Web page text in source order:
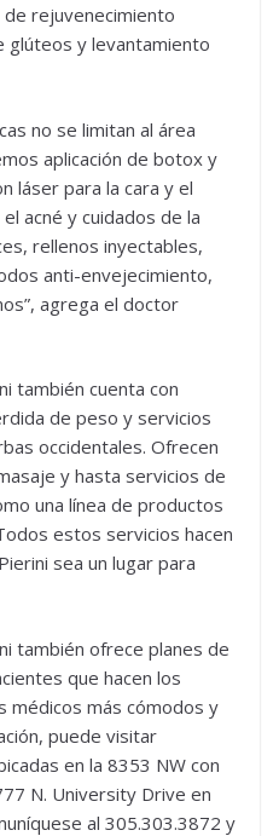
rejuvenecimiento
glúteos y levantamiento
no se limitan al área
aplicación de botox y
láser para la cara y el
acné y cuidados de la
rellenos inyectables,
anti-envejecimiento,
agrega el doctor
también cuenta con
de peso y servicios
occidentales. Ofrecen
y hasta servicios de
una línea de productos
estos servicios hacen
sea un lugar para
también ofrece planes de
que hacen los
médicos más cómodos y
puede visitar
en la 8353 NW con
N. University Drive en
al 305.303.3872 y